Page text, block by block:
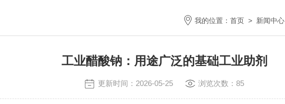
我的位置： 首页 > 新闻中心
工业醋酸钠：用途广泛的基础工业助剂
更新时间：2026-05-25 浏览次数：85